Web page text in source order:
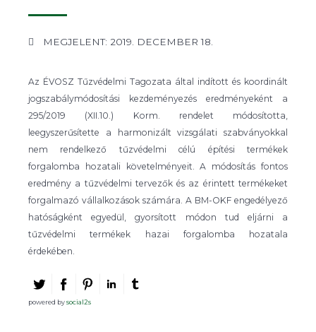
MEGJELENT: 2019. DECEMBER 18.
Az ÉVOSZ Tűzvédelmi Tagozata által indított és koordinált
jogszabálymódosítási kezdeményezés eredményeként a
295/2019 (XII.10.) Korm. rendelet módosította,
leegyszerűsítette a harmonizált vizsgálati szabványokkal
nem rendelkező tűzvédelmi célú építési termékek
forgalomba hozatali követelményeit. A módosítás fontos
eredmény a tűzvédelmi tervezők és az érintett termékeket
forgalmazó vállalkozások számára. A BM-OKF engedélyező
hatóságként egyedül, gyorsított módon tud eljárni a
tűzvédelmi termékek hazai forgalomba hozatala
érdekében.
powered bysocial2s